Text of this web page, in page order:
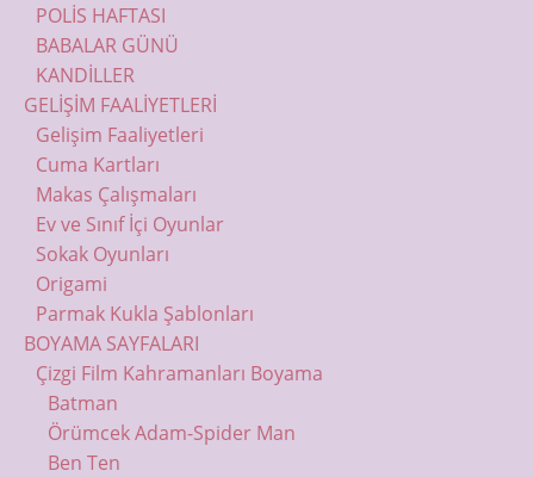
POLİS HAFTASI
BABALAR GÜNÜ
KANDİLLER
GELİŞİM FAALİYETLERİ
Gelişim Faaliyetleri
Cuma Kartları
Makas Çalışmaları
Ev ve Sınıf İçi Oyunlar
Sokak Oyunları
Origami
Parmak Kukla Şablonları
BOYAMA SAYFALARI
Çizgi Film Kahramanları Boyama
Batman
Örümcek Adam-Spider Man
Ben Ten